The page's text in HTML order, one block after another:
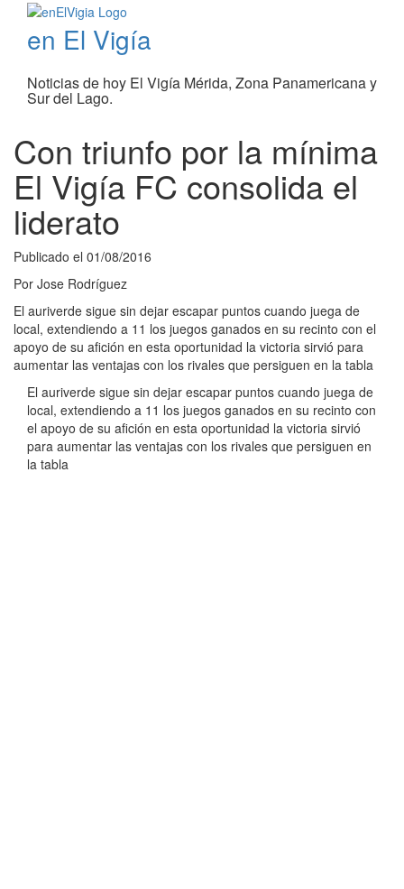
en El Vigía
Noticias de hoy El Vigía Mérida, Zona Panamericana y
Sur del Lago.
Con triunfo por la mínima
El Vigía FC consolida el
liderato
Publicado el 01/08/2016
Por Jose Rodríguez
El auriverde sigue sin dejar escapar puntos cuando juega de
local, extendiendo a 11 los juegos ganados en su recinto con el
apoyo de su afición en esta oportunidad la victoria sirvió para
aumentar las ventajas con los rivales que persiguen en la tabla
El auriverde sigue sin dejar escapar puntos cuando juega de
local, extendiendo a 11 los juegos ganados en su recinto con
el apoyo de su afición en esta oportunidad la victoria sirvió
para aumentar las ventajas con los rivales que persiguen en
la tabla